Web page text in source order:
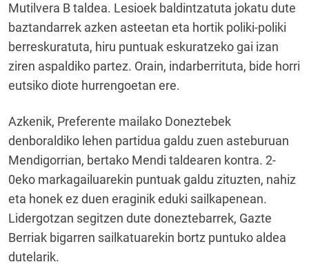
Mutilvera B taldea. Lesioek baldintzatuta jokatu dute
baztandarrek azken asteetan eta hortik poliki-poliki
berreskuratuta, hiru puntuak eskuratzeko gai izan
ziren aspaldiko partez. Orain, indarberrituta, bide horri
eutsiko diote hurrengoetan ere.
Azkenik, Preferente mailako Doneztebek
denboraldiko lehen partidua galdu zuen asteburuan
Mendigorrian, bertako Mendi taldearen kontra. 2-
0eko markagailuarekin puntuak galdu zituzten, nahiz
eta honek ez duen eraginik eduki sailkapenean.
Lidergotzan segitzen dute doneztebarrek, Gazte
Berriak bigarren sailkatuarekin bortz puntuko aldea
dutelarik.